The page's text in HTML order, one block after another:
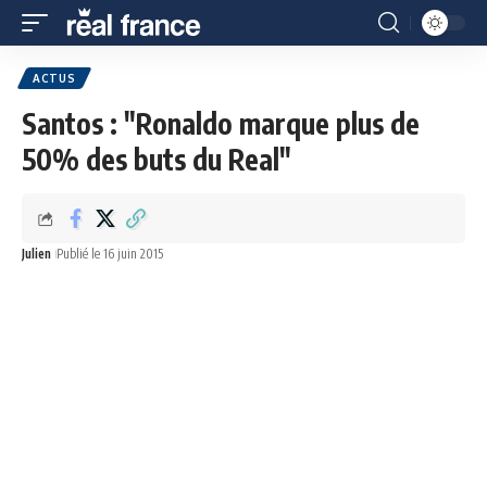
ACTUS
Santos : "Ronaldo marque plus de
50% des buts du Real"
Julien Publié le 16 juin 2015